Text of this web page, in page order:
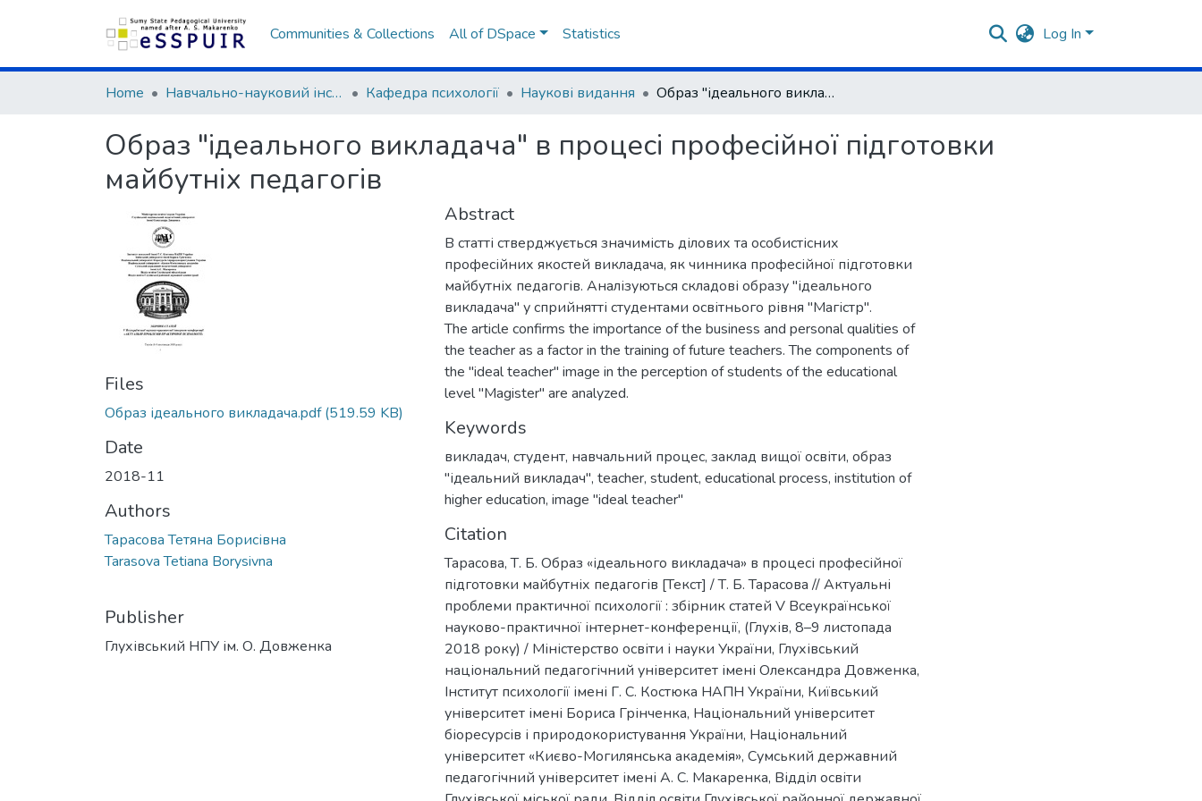
Communities & Collections All of DSpace Statistics Log In
Home Навчально-науковий інститут педагогіки і психології Кафедра психології Наукові видання Образ "ідеального викладача" в процесі професійної підготовки майбутніх педагогів
Образ "ідеального викладача" в процесі професійної підготовки
майбутніх педагогів
Files
Образ ідеального викладача.pdf(519.59 KB)
Date
2018-11
Authors
Тарасова Тетяна Борисівна
Tarasova Tetiana Borysivna
Publisher
Глухівський НПУ ім. О. Довженка
Abstract
В статті стверджується значимість ділових та особистісних
професійних якостей викладача, як чинника професійної підготовки
майбутніх педагогів. Аналізуються складові образу "ідеального
викладача" у сприйнятті студентами освітнього рівня "Магістр".
The article confirms the importance of the business and personal qualities of
the teacher as a factor in the training of future teachers. The components of
the "ideal teacher" image in the perception of students of the educational
level "Magister" are analyzed.
Keywords
викладач, студент, навчальний процес, заклад вищої освіти, образ
"ідеальний викладач", teacher, student, educational process, institution of
higher education, image "ideal teacher"
Citation
Тарасова, Т. Б. Образ «ідеального викладача» в процесі професійної
підготовки майбутніх педагогів [Текст] / Т. Б. Тарасова // Актуальні
проблеми практичної психології : збірник статей V Всеукраїнської
науково-практичної інтернет-конференції, (Глухів, 8–9 листопада
2018 року) / Міністерство освіти і науки України, Глухівський
національний педагогічний університет імені Олександра Довженка,
Інститут психології імені Г. С. Костюка НАПН України, Київський
університет імені Бориса Грінченка, Національний університет
біоресурсів і природокористування України, Національний
університет «Києво-Могилянська академія», Сумський державний
педагогічний університет імені А. С. Макаренка, Відділ освіти